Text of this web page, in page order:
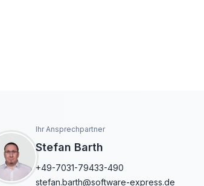
Ihr Ansprechpartner
Stefan Barth
+49-7031-79433-490
stefan.barth@software-express.de